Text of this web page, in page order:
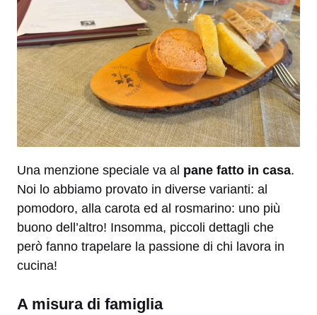
Una menzione speciale va al pane fatto in casa.
Noi lo abbiamo provato in diverse varianti: al
pomodoro, alla carota ed al rosmarino: uno più
buono dell’altro! Insomma, piccoli dettagli che
però fanno trapelare la passione di chi lavora in
cucina!
A misura di famiglia